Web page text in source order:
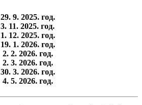
29. 9. 2025. год.
3. 11. 2025. год.
1. 12. 2025. год.
19. 1. 2026. год.
2. 2. 2026. год.
2. 3. 2026. год.
30. 3. 2026. год.
4. 5. 2026. год.